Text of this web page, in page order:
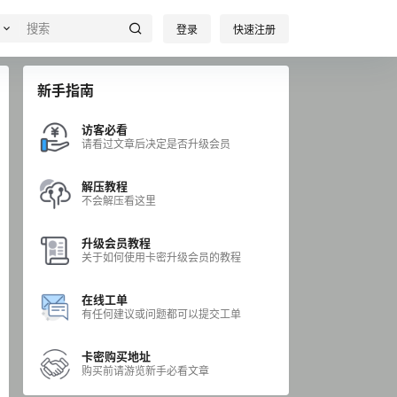
登录 快速注册
新手指南
访客必看
请看过文章后决定是否升级会员
解压教程
不会解压看这里
升级会员教程
关于如何使用卡密升级会员的教程
在线工单
有任何建议或问题都可以提交工单
卡密购买地址
购买前请游览新手必看文章